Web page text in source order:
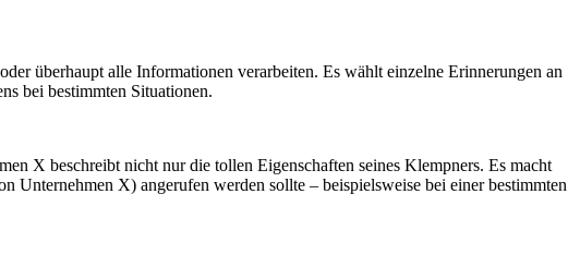
überhaupt alle Informationen verarbeiten. Es wählt einzelne Erinnerungen an
bei bestimmten Situationen.
X beschreibt nicht nur die tollen Eigenschaften seines Klempners. Es macht
X) angerufen werden sollte – beispielsweise bei einer bestimmten